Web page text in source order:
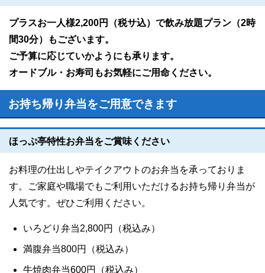
プラスお一人様2,200円（税サ込）で飲み放題プラン（2時
間30分）もございます。
ご予算に応じていかようにも承ります。
オードブル・お寿司もお気軽にご用命ください。
お持ち帰り弁当をご用意できます
ほっぷ亭特性お弁当をご賞味ください
お料理の仕出しやテイクアウトのお弁当を承っておりま
す。ご家庭や職場でもご利用いただけるお持ち帰り弁当が
人気です。ぜひご利用ください。
いろどり弁当2,800円（税込み）
満腹弁当800円（税込み）
牛焼肉弁当600円（税込み）